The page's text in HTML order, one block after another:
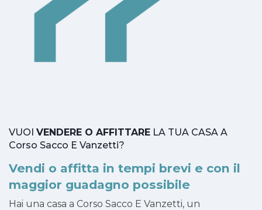
VUOI VENDERE O AFFITTARE LA TUA CASA A
Corso Sacco E Vanzetti?
Vendi o affitta in tempi brevi e con il
maggior guadagno possibile
Hai una casa a Corso Sacco E Vanzetti, un